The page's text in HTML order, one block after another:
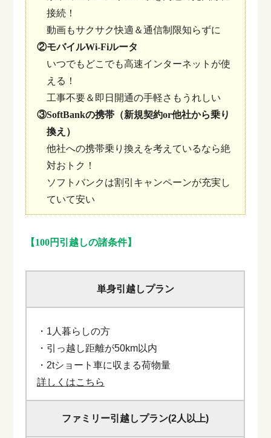
接続！
動画もサクサク快適＆通信制限知らずに
②モバイルWi-Fiルータ
いつでもどこでも高速インターネットが使
える！
工事不要＆即日開通の手軽さもうれしい
③SoftBankの携帯（新規契約or他社から乗り
換え）
他社への携帯乗り換えを考えているなら絶
対おトク！
ソフトバンクは割引キャンペーンが充実し
ていて安い
【100円引越しの諸条件】
単身引越しプラン
・1人暮らしの方
・引っ越し距離が50km以内
・2tショート車に収まる荷物量
詳しくはこちら
ファミリー引越しプラン(2人以上)